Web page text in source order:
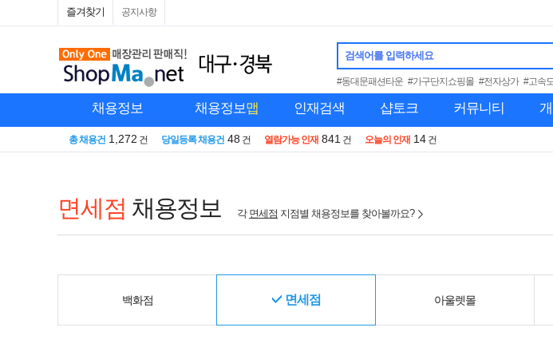
즐겨찾기 공지사항
검색어를 입력하세요
#동대문패션타운 #가구단지쇼핑몰 #전자상가 #고속
채용정보 채용정보맵 인재검색 샵토크 커뮤니티
총 채용건 1,272 건 당일등록 채용건 48 건 열람가능 인재 841 건 오늘의 인재 14 건
면세점 채용정보 각 면세점 지점별 채용정보를 찾아볼까요?
백화점 면세점 아울렛몰